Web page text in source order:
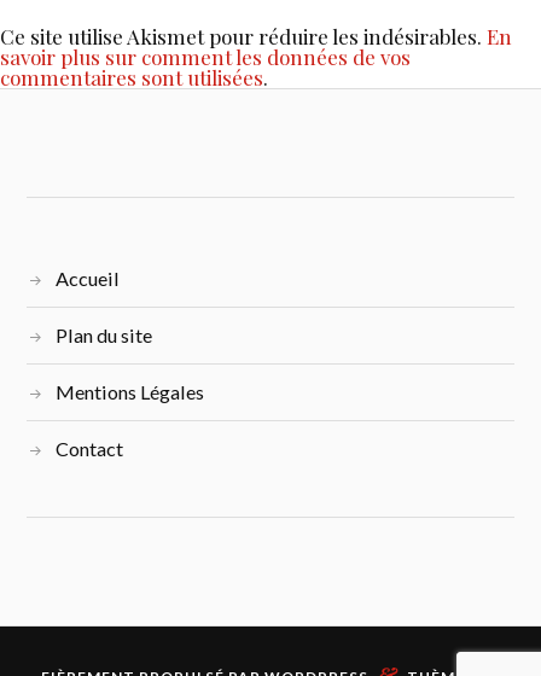
Ce site utilise Akismet pour réduire les indésirables. En
savoir plus sur comment les données de vos
commentaires sont utilisées.
Accueil
Plan du site
Mentions Légales
Contact